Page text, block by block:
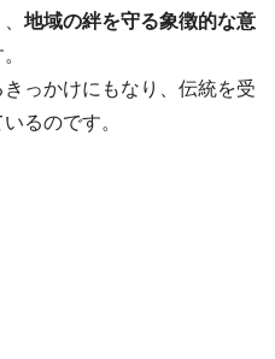
地域の絆を守る象徴的な意
っかけにもなり、伝統を受
るのです。